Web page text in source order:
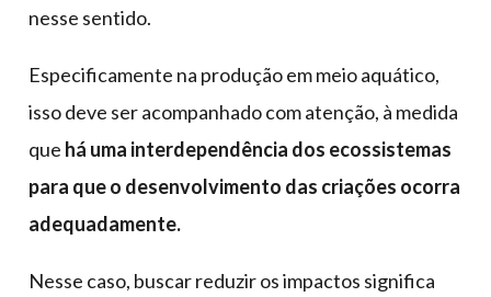
nesse sentido.
Especificamente na produção em meio aquático,
isso deve ser acompanhado com atenção, à medida
que há uma interdependência dos ecossistemas
para que o desenvolvimento das criações ocorra
adequadamente.
Nesse caso, buscar reduzir os impactos significa